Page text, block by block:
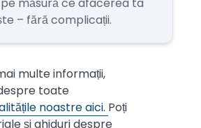
măsură ce afacerea ta
– fără complicații.
multe informații,
toate
noastre aici. Poți
și ghiduri despre